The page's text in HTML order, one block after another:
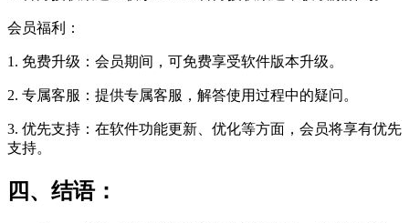
会员福利：
1. 免费升级：会员期间，可免费享受软件版本升级。
2. 专属客服：提供专属客服，解答使用过程中的疑问。
3. 优先支持：在软件功能更新、优化等方面，会员将享有优先
支持。
四、结语：